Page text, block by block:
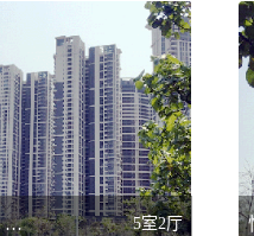
禾川中学对面，复式房 5室2厅